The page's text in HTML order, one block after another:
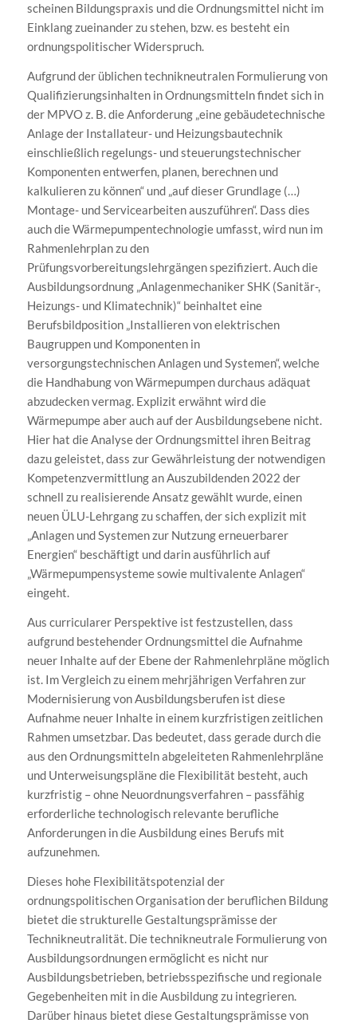
scheinen Bildungspraxis und die Ordnungsmittel nicht im
Einklang zueinander zu stehen, bzw. es besteht ein
ordnungspolitischer Widerspruch.
Aufgrund der üblichen technikneutralen Formulierung von
Qualifizierungsinhalten in Ordnungsmitteln findet sich in
der MPVO z. B. die Anforderung „eine gebäudetechnische
Anlage der Installateur- und Heizungsbautechnik
einschließlich regelungs- und steuerungstechnischer
Komponenten entwerfen, planen, berechnen und
kalkulieren zu können“ und „auf dieser Grundlage (…)
Montage- und Servicearbeiten auszuführen“. Dass dies
auch die Wärmepumpentechnologie umfasst, wird nun im
Rahmenlehrplan zu den
Prüfungsvorbereitungslehrgängen spezifiziert. Auch die
Ausbildungsordnung „Anlagenmechaniker SHK (Sanitär-,
Heizungs- und Klimatechnik)“ beinhaltet eine
Berufsbildposition „Installieren von elektrischen
Baugruppen und Komponenten in
versorgungstechnischen Anlagen und Systemen“, welche
die Handhabung von Wärmepumpen durchaus adäquat
abzudecken vermag. Explizit erwähnt wird die
Wärmepumpe aber auch auf der Ausbildungsebene nicht.
Hier hat die Analyse der Ordnungsmittel ihren Beitrag
dazu geleistet, dass zur Gewährleistung der notwendigen
Kompetenzvermittlung an Auszubildenden 2022 der
schnell zu realisierende Ansatz gewählt wurde, einen
neuen ÜLU-Lehrgang zu schaffen, der sich explizit mit
„Anlagen und Systemen zur Nutzung erneuerbarer
Energien“ beschäftigt und darin ausführlich auf
„Wärmepumpensysteme sowie multivalente Anlagen“
eingeht.
Aus curricularer Perspektive ist festzustellen, dass
aufgrund bestehender Ordnungsmittel die Aufnahme
neuer Inhalte auf der Ebene der Rahmenlehrpläne möglich
ist. Im Vergleich zu einem mehrjährigen Verfahren zur
Modernisierung von Ausbildungsberufen ist diese
Aufnahme neuer Inhalte in einem kurzfristigen zeitlichen
Rahmen umsetzbar. Das bedeutet, dass gerade durch die
aus den Ordnungsmitteln abgeleiteten Rahmenlehrpläne
und Unterweisungspläne die Flexibilität besteht, auch
kurzfristig – ohne Neuordnungsverfahren – passfähig
erforderliche technologisch relevante berufliche
Anforderungen in die Ausbildung eines Berufs mit
aufzunehmen.
Dieses hohe Flexibilitätspotenzial der
ordnungspolitischen Organisation der beruflichen Bildung
bietet die strukturelle Gestaltungsprämisse der
Technikneutralität. Die technikneutrale Formulierung von
Ausbildungsordnungen ermöglicht es nicht nur
Ausbildungsbetrieben, betriebsspezifische und regionale
Gegebenheiten mit in die Ausbildung zu integrieren.
Darüber hinaus bietet diese Gestaltungsprämisse von